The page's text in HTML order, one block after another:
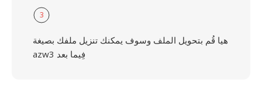
3
هيا قُم بتحويل الملف وسوف يمكنك تنزيل ملفك بصيغة
azw3 فِيما بعد